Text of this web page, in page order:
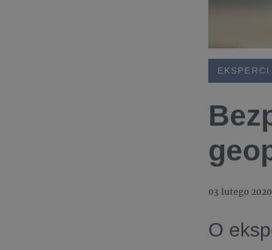
EKSPERCI
03 lutego 2020
O